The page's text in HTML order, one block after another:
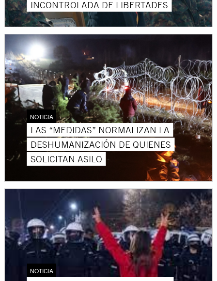
INCONTROLADA DE LIBERTADES
NOTICIA
LAS “MEDIDAS” NORMALIZAN LA
DESHUMANIZACIÓN DE QUIENES
SOLICITAN ASILO
NOTICIA